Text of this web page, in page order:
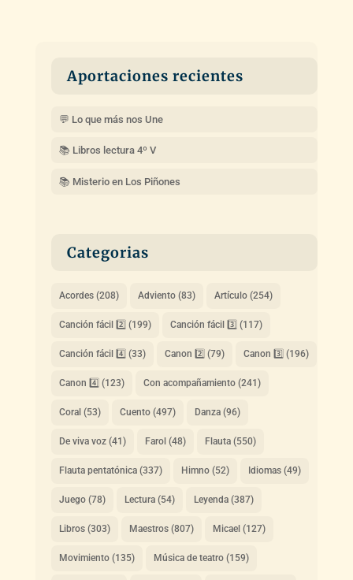
Aportaciones recientes
💬 Lo que más nos Une
📚 Libros lectura 4º V
📚 Misterio en Los Piñones
Categorias
Acordes(208) Adviento(83) Artículo(254)
Canción fácil 2️⃣ (199) Canción fácil 3️⃣ (117)
Canción fácil 4️⃣ (33) Canon 2️⃣ (79) Canon 3️⃣ (196)
Canon 4️⃣ (123) Con acompañamiento(241)
Coral(53) Cuento(497) Danza(96)
De viva voz(41) Farol(48) Flauta(550)
Flauta pentatónica(337) Himno(52) Idiomas(49)
Juego(78) Lectura(54) Leyenda(387)
Libros(303) Maestros(807) Micael(127)
Movimiento(135) Música de teatro(159)